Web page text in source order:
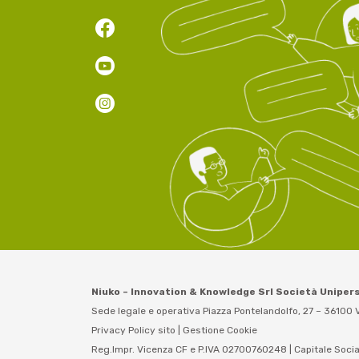
Niuko – Innovation & Knowledge Srl Società
Sede legale e operativa Piazza Pontelandolfo, 27 – 36100
Privacy Policy sito
Gestione Cookie
Reg.Impr. Vicenza CF e P.IVA 02700760248 | Capitale